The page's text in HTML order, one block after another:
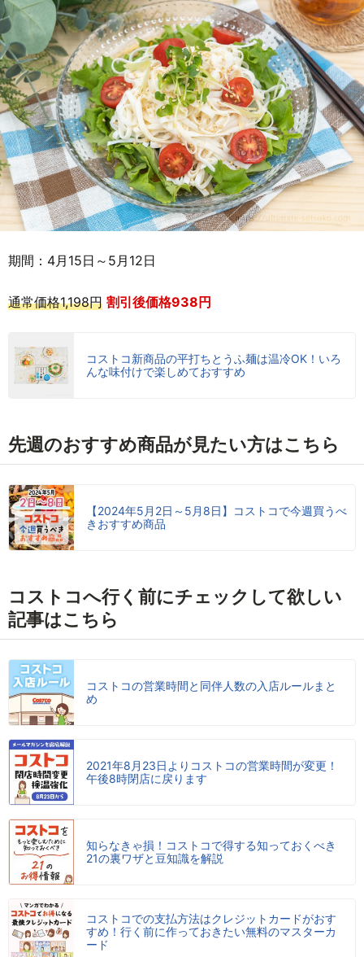
期間：4月15日～5月12日
通常価格1,198円 割引後価格938円
コストコ新商品の平打ちとうふ麺は温冷OK！いろ
んな味付けで楽しめておすすめ
先週のおすすめ商品が見たい方はこちら
【2024年5月2日～5月8日】コストコで今週買うべ
きおすすめ商品
コストコへ行く前にチェックして欲しい
記事はこちら
コストコの営業時間と同伴人数の入店ルールまと
め
2021年8月23日よりコストコの営業時間が変更！
午後8時閉店に戻ります
知らなきゃ損！コストコで得する知っておくべき
21の裏ワザと豆知識を解説
コストコでの支払方法はクレジットカードがおす
すめ！行く前に作っておきたい無料のマスターカ
ード